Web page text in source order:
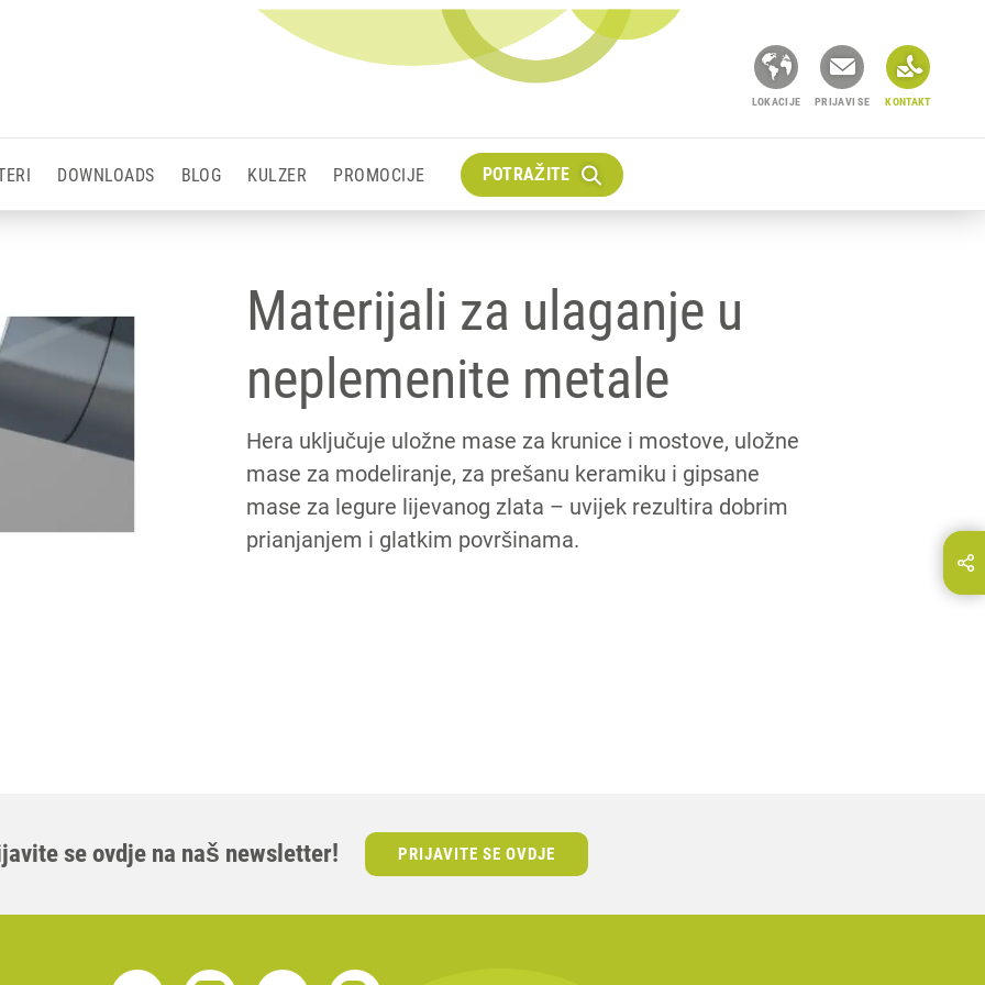
LOKACIJE PRIJAVI SE KONTAKT
DOWNLOADS BLOG KULZER PROMOCIJE POTRAŽITE
Materijali za ulaganje u
neplemenite metale
Hera uključuje uložne mase za krunice i mostove, uložne
mase za modeliranje, za prešanu keramiku i gipsane
mase za legure lijevanog zlata – uvijek rezultira dobrim
prianjanjem i glatkim površinama.
se ovdje na naš newsletter! PRIJAVITE SE OVDJE